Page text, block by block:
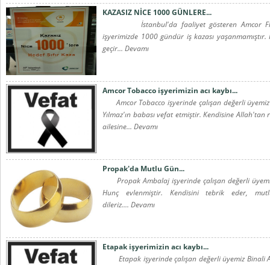
KAZASIZ NİCE 1000 GÜNLERE...
İstanbul'da faaliyet gösteren Amcor
işyerimizde 1000 gündür iş kazası yaşanmamıştır.
geçir... Devamı
Amcor Tobacco işyerimizin acı kaybı...
Amcor Tobacco işyerinde çalışan değerli
Yılmaz'ın babası vefat etmiştir. Kendisine Allah'tan
ailesine... Devamı
Propak'da Mutlu Gün...
Propak Ambalaj işyerinde çalışan değerli
Hunç evlenmiştir. Kendisini tebrik eder,
dileriz.... Devamı
Etapak işyerimizin acı kaybı...
Etapak işyerinde çalışan değerli üyemiz Binali